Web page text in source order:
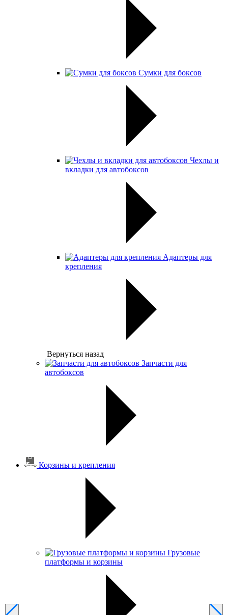
Сумки для боксов
Чехлы и
вкладки для автобоксов
Адаптеры для
крепления
Вернуться назад
Запчасти для
автобоксов
Корзины и крепления
Грузовые
платформы и корзины